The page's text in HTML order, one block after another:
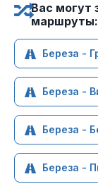
Вас могут
маршруты:
Береза -
Береза -
Береза -
Береза -